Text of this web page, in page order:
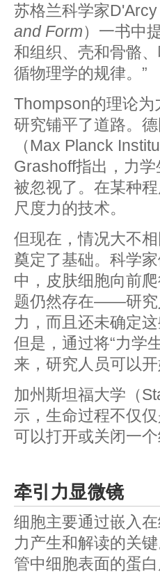
苏格兰科学家
and Form）一书中
和组织、壳和骨骼
循物理学的规律。”
Thompson的理论
研究铺平了道路。
（Max Planck
Grashoff指出，力
被忽视了。在某种
尺度力的技术。
但现在，情况大不
奠定了基础。科学
中，皮肤细胞向前
题仍然存在——研究
力，而且还未确定
但是，通过将“力学
来，研究人员可以
加州斯坦福大学（
示，生命过程不仅
可以打开或关闭一
牵引力显微镜
细胞主要通过嵌入
力产生和解读的关
管中细胞表面的蛋